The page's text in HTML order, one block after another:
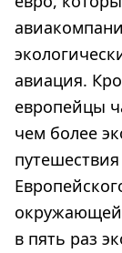
авиация.
европейцы
чем более
окружающей
в пять раз